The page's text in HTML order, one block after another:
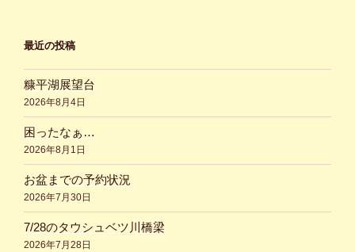
最近の投稿
糠平湖展望台
2026年8月4日
困ったなぁ…
2026年8月1日
お盆までの予約状況
2026年7月30日
7/28のタウシュベツ川橋梁
2026年7月28日